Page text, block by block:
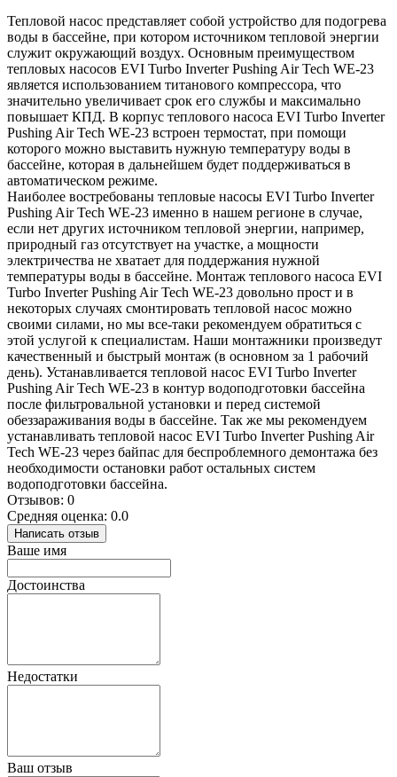
Тепловой насос представляет собой устройство для подогрева
воды в бассейне, при котором источником тепловой энергии
служит окружающий воздух. Основным преимуществом
тепловых насосов EVI Turbo Inverter Pushing Air Tech WE-23
является использованием титанового компрессора, что
значительно увеличивает срок его службы и максимально
повышает КПД. В корпус теплового насоса EVI Turbo Inverter
Pushing Air Tech WE-23 встроен термостат, при помощи
которого можно выставить нужную температуру воды в
бассейне, которая в дальнейшем будет поддерживаться в
автоматическом режиме.
Наиболее востребованы тепловые насосы EVI Turbo Inverter
Pushing Air Tech WE-23 именно в нашем регионе в случае,
если нет других источником тепловой энергии, например,
природный газ отсутствует на участке, а мощности
электричества не хватает для поддержания нужной
температуры воды в бассейне. Монтаж теплового насоса EVI
Turbo Inverter Pushing Air Tech WE-23 довольно прост и в
некоторых случаях смонтировать тепловой насос можно
своими силами, но мы все-таки рекомендуем обратиться с
этой услугой к специалистам. Наши монтажники произведут
качественный и быстрый монтаж (в основном за 1 рабочий
день). Устанавливается тепловой насос EVI Turbo Inverter
Pushing Air Tech WE-23 в контур водоподготовки бассейна
после фильтровальной установки и перед системой
обеззараживания воды в бассейне. Так же мы рекомендуем
устанавливать тепловой насос EVI Turbo Inverter Pushing Air
Tech WE-23 через байпас для беспроблемного демонтажа без
необходимости остановки работ остальных систем
водоподготовки бассейна.
Отзывов: 0
Средняя оценка: 0.0
Написать отзыв
Ваше имя
Достоинства
Недостатки
Ваш отзыв